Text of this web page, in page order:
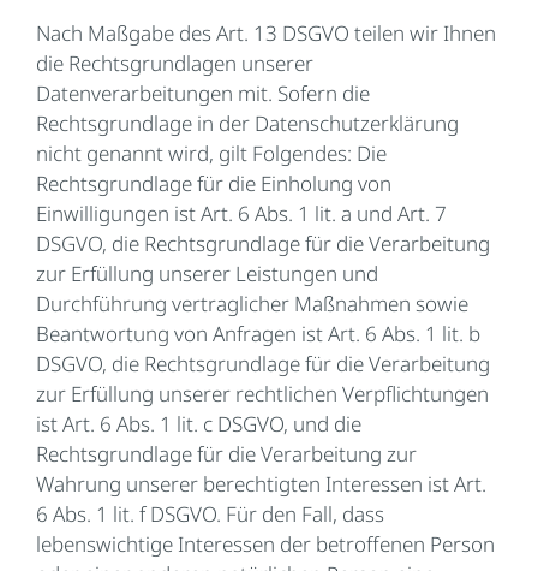
Nach Maßgabe des Art. 13 DSGVO teilen wir Ihnen
die Rechtsgrundlagen unserer
Datenverarbeitungen mit. Sofern die
Rechtsgrundlage in der Datenschutzerklärung
nicht genannt wird, gilt Folgendes: Die
Rechtsgrundlage für die Einholung von
Einwilligungen ist Art. 6 Abs. 1 lit. a und Art. 7
DSGVO, die Rechtsgrundlage für die Verarbeitung
zur Erfüllung unserer Leistungen und
Durchführung vertraglicher Maßnahmen sowie
Beantwortung von Anfragen ist Art. 6 Abs. 1 lit. b
DSGVO, die Rechtsgrundlage für die Verarbeitung
zur Erfüllung unserer rechtlichen Verpflichtungen
ist Art. 6 Abs. 1 lit. c DSGVO, und die
Rechtsgrundlage für die Verarbeitung zur
Wahrung unserer berechtigten Interessen ist Art.
6 Abs. 1 lit. f DSGVO. Für den Fall, dass
lebenswichtige Interessen der betroffenen Person